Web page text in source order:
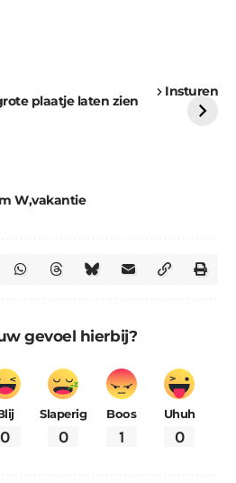
Insturen
plaatje laten zien
uitdaging
Wvakantie
gevoel hierbij?
0
Slaperig
0
Boos
1
Uhuh
0